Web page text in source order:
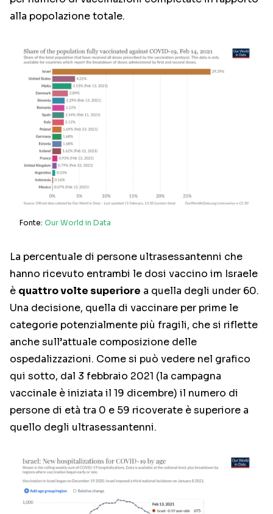
alla popolazione totale.
Fonte: Our World in Data
La percentuale di persone ultrasessantenni che
hanno ricevuto entrambi le dosi vaccino im Israele
è quattro volte superiore a quella degli under 60.
Una decisione, quella di vaccinare per prime le
categorie potenzialmente più fragili, che si riflette
anche sull’attuale composizione delle
ospedalizzazioni. Come si può vedere nel grafico
qui sotto, dal 3 febbraio 2021 (la campagna
vaccinale è iniziata il 19 dicembre) il numero di
persone di età tra 0 e 59 ricoverate è superiore a
quello degli ultrasessantenni.